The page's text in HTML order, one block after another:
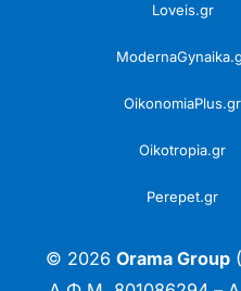
Loveis.gr
OikonomiaPlus.gr
Oikotropia.gr
Perepet.gr
© 2026 Orama Group